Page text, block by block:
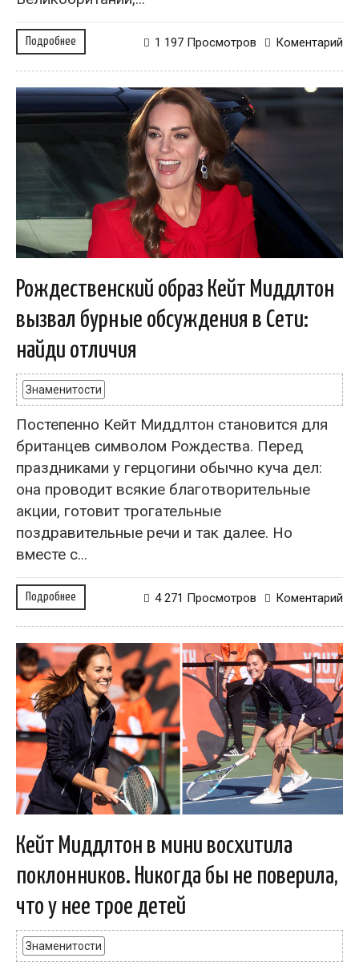
Подробнее Коментарий
1 197 Просмотров
Рождественский образ Кейт Миддлтон
вызвал бурные обсуждения в Сети:
найди отличия
Знаменитости
Постепенно Кейт Миддлтон становится для
британцев символом Рождества. Перед
праздниками у герцогини обычно куча дел:
она проводит всякие благотворительные
акции, готовит трогательные
поздравительные речи и так далее. Но
вместе с...
Подробнее Коментарий
4 271 Просмотров
Кейт Миддлтон в мини восхитила
поклонников. Никогда бы не поверила,
что у нее трое детей
Знаменитости